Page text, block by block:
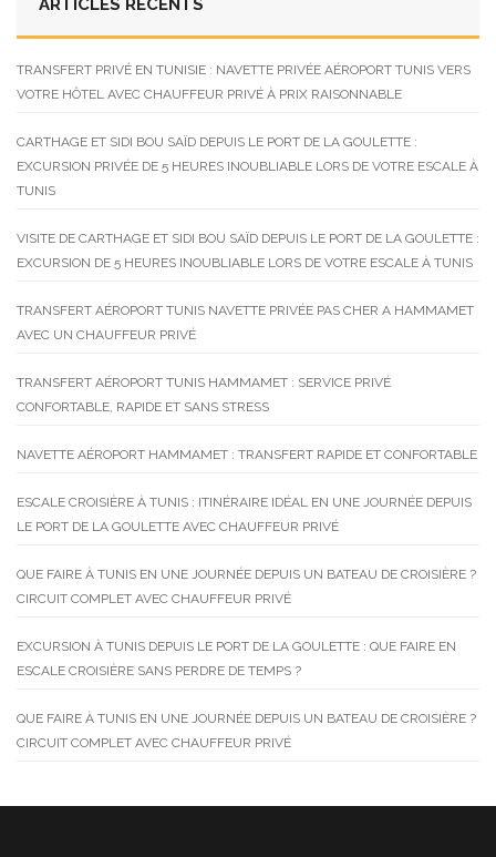
ARTICLES RÉCENTS
TRANSFERT PRIVÉ EN TUNISIE : NAVETTE PRIVÉE AÉROPORT TUNIS VERS
VOTRE HÔTEL AVEC CHAUFFEUR PRIVÉ À PRIX RAISONNABLE
CARTHAGE ET SIDI BOU SAÏD DEPUIS LE PORT DE LA GOULETTE :
EXCURSION PRIVÉE DE 5 HEURES INOUBLIABLE LORS DE VOTRE ESCALE À
TUNIS
VISITE DE CARTHAGE ET SIDI BOU SAÏD DEPUIS LE PORT DE LA GOULETTE :
EXCURSION DE 5 HEURES INOUBLIABLE LORS DE VOTRE ESCALE À TUNIS
TRANSFERT AÉROPORT TUNIS NAVETTE PRIVÉE PAS CHER A HAMMAMET
AVEC UN CHAUFFEUR PRIVÉ
TRANSFERT AÉROPORT TUNIS HAMMAMET : SERVICE PRIVÉ
CONFORTABLE, RAPIDE ET SANS STRESS
NAVETTE AÉROPORT HAMMAMET : TRANSFERT RAPIDE ET CONFORTABLE
ESCALE CROISIÈRE À TUNIS : ITINÉRAIRE IDÉAL EN UNE JOURNÉE DEPUIS
LE PORT DE LA GOULETTE AVEC CHAUFFEUR PRIVÉ
QUE FAIRE À TUNIS EN UNE JOURNÉE DEPUIS UN BATEAU DE CROISIÈRE ?
CIRCUIT COMPLET AVEC CHAUFFEUR PRIVÉ
EXCURSION À TUNIS DEPUIS LE PORT DE LA GOULETTE : QUE FAIRE EN
ESCALE CROISIÈRE SANS PERDRE DE TEMPS ?
QUE FAIRE À TUNIS EN UNE JOURNÉE DEPUIS UN BATEAU DE CROISIÈRE ?
CIRCUIT COMPLET AVEC CHAUFFEUR PRIVÉ